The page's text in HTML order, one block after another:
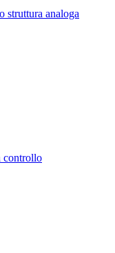
struttura analoga
controllo